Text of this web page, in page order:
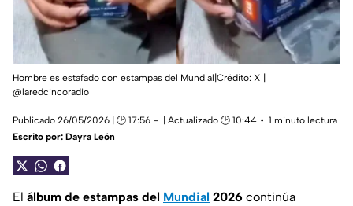
Hombre es estafado con estampas del Mundial|Crédito: X |
@laredcincoradio
Publicado 26/05/2026 | 🕑 17:56 | Actualizado 🕑 10:44
1 minuto lectura
Escrito por: Dayra León
El álbum de estampas del Mundial 2026 continúa